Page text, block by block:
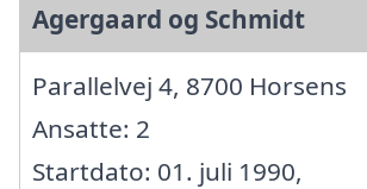
Agergaard og Schmidt
Parallelvej 4, 8700 Horsens
Ansatte: 2
Startdato: 01. juli 1990,